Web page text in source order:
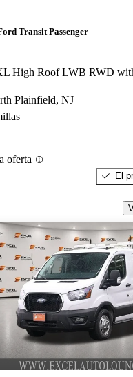
Transit Passenger
Plainfield, NJ
oferta
El